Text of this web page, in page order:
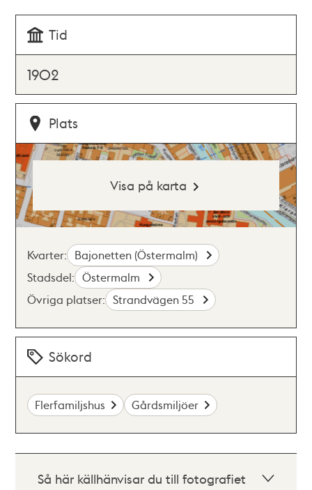
Tid
1902
Plats
Visa på karta
Kvarter: Bajonetten (Östermalm)
Stadsdel: Östermalm
Övriga platser: Strandvägen 55
Sökord
Flerfamiljshus Gårdsmiljöer
Så här källhänvisar du till fotografiet